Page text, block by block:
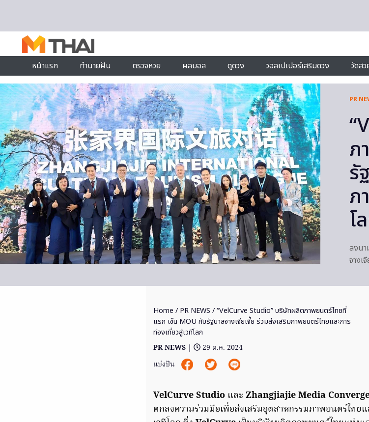
หน้าแรก
ทำนายฝัน ตรวจหวย ผลบอล ดูดวง วอลเปเปอร์เสริมดวง วัดสว
PR
ภ
รั
ภ
โ
ลงนา
จางเ
Home / PR NEWS / “VelCurve Studio” บริษัทผลิตภาพยนตร์ไทยที่
แรก เซ็น MOU กับรัฐบาลจางเจียเจี้ย ร่วมส่งเสริมภาพยนตร์ไทยและการ
ท่องเที่ยวสู่เวทีโลก
PR NEWS |
29 ต.ค. 2024
แบ่งปัน
VelCurve Studio และ Zhangjiajie Media
ตกลงความร่วมมือเพื่อส่งเสริมอุตสาหกรรมภาพยนตร์ไทย